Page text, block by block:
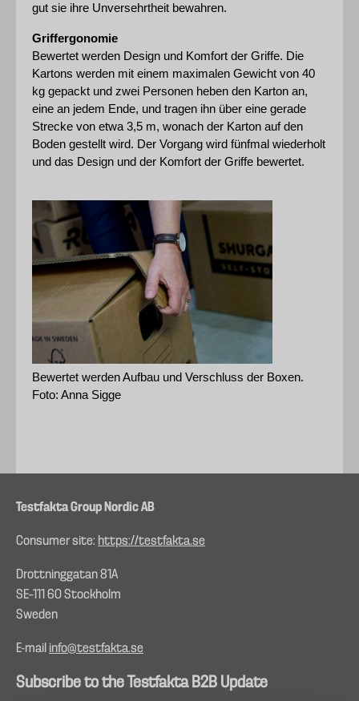
gut sie ihre Unversehrtheit bewahren.
Griffergonomie
Bewertet werden Design und Komfort der Griffe. Die
Kartons werden mit einem maximalen Gewicht von 40
kg gepackt und zwei Personen heben den Karton an,
eine an jedem Ende, und tragen ihn über eine gerade
Strecke von etwa 3,5 m, wonach der Karton auf den
Boden gestellt wird. Der Vorgang wird fünfmal wiederholt
und das Design und der Komfort der Griffe bewertet.
Bewertet werden Aufbau und Verschluss der Boxen.
Foto: Anna Sigge
Testfakta Group Nordic AB
Consumer site: https://testfakta.se
Drottninggatan 81A
SE–111 60 Stockholm
Sweden
E-mail info@testfakta.se
Subscribe to the Testfakta B2B Update